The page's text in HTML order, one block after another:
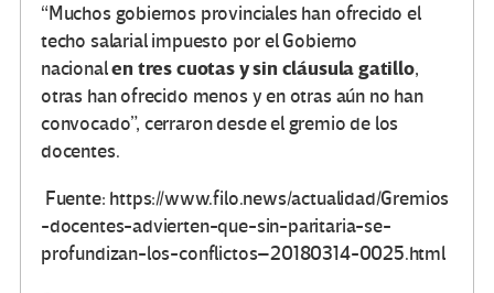
“Muchos gobiernos provinciales han ofrecido el
techo salarial impuesto por el Gobierno
nacionalen tres cuotas y sin cláusula gatillo,
otras han ofrecido menos y en otras aún no han
convocado”, cerraron desde el gremio de los
docentes.
Fuente: https://www.filo.news/actualidad/Gremios
-docentes-advierten-que-sin-paritaria-se-
profundizan-los-conflictos–20180314-0025.html